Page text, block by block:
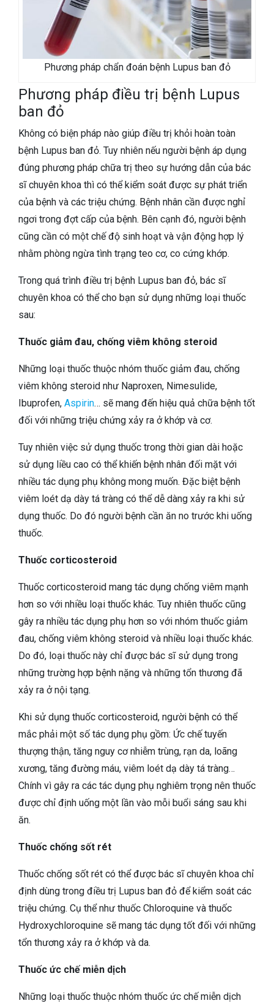
Phương pháp chẩn đoán bệnh Lupus ban đỏ
Phương pháp điều trị bệnh Lupus
ban đỏ
Không có biện pháp nào giúp điều trị khỏi hoàn toàn
bệnh Lupus ban đỏ. Tuy nhiên nếu người bệnh áp dụng
đúng phương pháp chữa trị theo sự hướng dẫn của bác
sĩ chuyên khoa thì có thể kiểm soát được sự phát triển
của bệnh và các triệu chứng. Bệnh nhân cần được nghỉ
ngơi trong đợt cấp của bệnh. Bên cạnh đó, người bệnh
cũng cần có một chế độ sinh hoạt và vận động hợp lý
nhằm phòng ngừa tình trạng teo cơ, co cứng khớp.
Trong quá trình điều trị bệnh Lupus ban đỏ, bác sĩ
chuyên khoa có thể cho bạn sử dụng những loại thuốc
sau:
Thuốc giảm đau, chống viêm không steroid
Những loại thuốc thuộc nhóm thuốc giảm đau, chống
viêm không steroid như Naproxen, Nimesulide,
Ibuprofen, Aspirin… sẽ mang đến hiệu quả chữa bệnh tốt
đối với những triệu chứng xảy ra ở khớp và cơ.
Tuy nhiên việc sử dụng thuốc trong thời gian dài hoặc
sử dụng liều cao có thể khiến bệnh nhân đối mặt với
nhiều tác dụng phụ không mong muốn. Đặc biệt bệnh
viêm loét dạ dày tá tràng có thể dễ dàng xảy ra khi sử
dụng thuốc. Do đó người bệnh cần ăn no trước khi uống
thuốc.
Thuốc corticosteroid
Thuốc corticosteroid mang tác dụng chống viêm mạnh
hơn so với nhiều loại thuốc khác. Tuy nhiên thuốc cũng
gây ra nhiều tác dụng phụ hơn so với nhóm thuốc giảm
đau, chống viêm không steroid và nhiều loại thuốc khác.
Do đó, loại thuốc này chỉ được bác sĩ sử dụng trong
những trường hợp bệnh nặng và những tổn thương đã
xảy ra ở nội tạng.
Khi sử dụng thuốc corticosteroid, người bệnh có thể
mắc phải một số tác dụng phụ gồm: Ức chế tuyến
thượng thận, tăng nguy cơ nhiễm trùng, rạn da, loãng
xương, tăng đường máu, viêm loét dạ dày tá tràng…
Chính vì gây ra các tác dụng phụ nghiêm trọng nên thuốc
được chỉ định uống một lần vào mỗi buổi sáng sau khi
ăn.
Thuốc chống sốt rét
Thuốc chống sốt rét có thể được bác sĩ chuyên khoa chỉ
định dùng trong điều trị Lupus ban đỏ để kiểm soát các
triệu chứng. Cụ thể như thuốc Chloroquine và thuốc
Hydroxychloroquine sẽ mang tác dụng tốt đối với những
tổn thương xảy ra ở khớp và da.
Thuốc ức chế miễn dịch
Những loại thuốc thuộc nhóm thuốc ức chế miễn dịch